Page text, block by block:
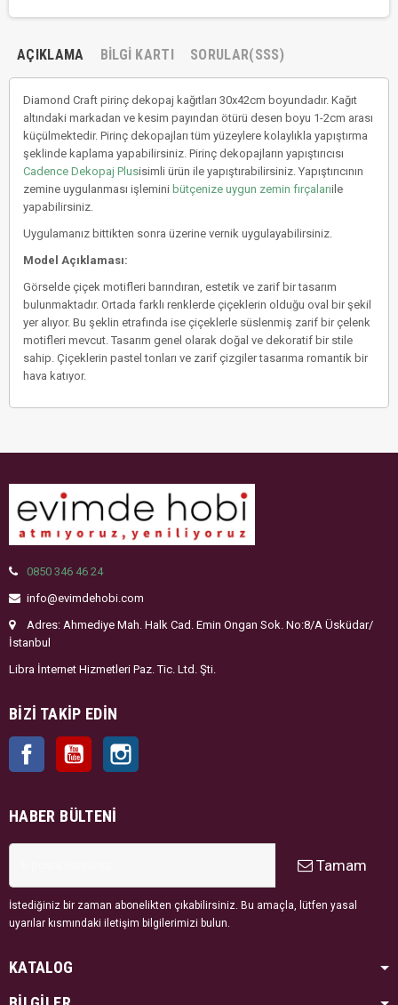
AÇIKLAMA BILGI KARTI SORULAR(SSS)
Diamond Craft pirinç dekopaj kağıtları 30x42cm boyundadır. Kağıt
altındaki markadan ve kesim payından ötürü desen boyu 1-2cm arası
küçülmektedir. Pirinç dekopajları tüm yüzeylere kolaylıkla yapıştırma
şeklinde kaplama yapabilirsiniz. Pirinç dekopajların yapıştırıcısı
Cadence Dekopaj Plusisimli ürün ile yapıştırabilirsiniz. Yapıştırıcının
zemine uygulanması işlemini bütçenize uygun zemin fırçalarıile
yapabilirsiniz.
Uygulamanız bittikten sonra üzerine vernik uygulayabilirsiniz.
Model Açıklaması:
Görselde çiçek motifleri barındıran, estetik ve zarif bir tasarım
bulunmaktadır. Ortada farklı renklerde çiçeklerin olduğu oval bir şekil
yer alıyor. Bu şeklin etrafında ise çiçeklerle süslenmiş zarif bir çelenk
motifleri mevcut. Tasarım genel olarak doğal ve dekoratif bir stile
sahip. Çiçeklerin pastel tonları ve zarif çizgiler tasarıma romantik bir
hava katıyor.
0850 346 46 24
info@evimdehobi.com
Adres: Ahmediye Mah. Halk Cad. Emin Ongan Sok. No:8/A Üsküdar/
İstanbul
Libra İnternet Hizmetleri Paz. Tic. Ltd. Şti.
BIZI TAKIP EDIN
Facebook YouTube
HABER BÜLTENI
Tamam
İstediğiniz bir zaman abonelikten çıkabilirsiniz. Bu amaçla, lütfen yasal
uyarılar kısmındaki iletişim bilgilerimizi bulun.
KATALOG